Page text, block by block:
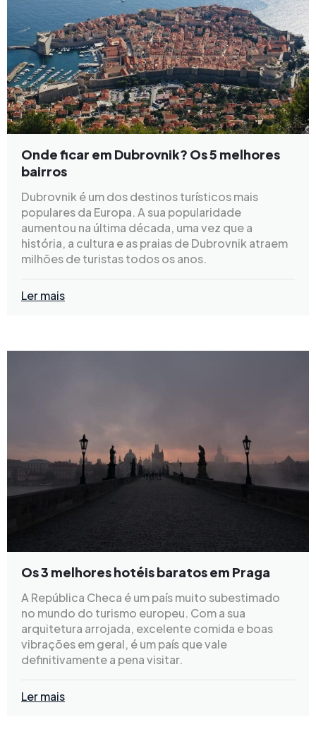
Onde ficar em Dubrovnik? Os 5 melhores
bairros
Dubrovnik é um dos destinos turísticos mais
populares da Europa. A sua popularidade
aumentou na última década, uma vez que a
história, a cultura e as praias de Dubrovnik atraem
milhões de turistas todos os anos.
Ler mais
Os 3 melhores hotéis baratos em Praga
A República Checa é um país muito subestimado
no mundo do turismo europeu. Com a sua
arquitetura arrojada, excelente comida e boas
vibrações em geral, é um país que vale
definitivamente a pena visitar.
Ler mais